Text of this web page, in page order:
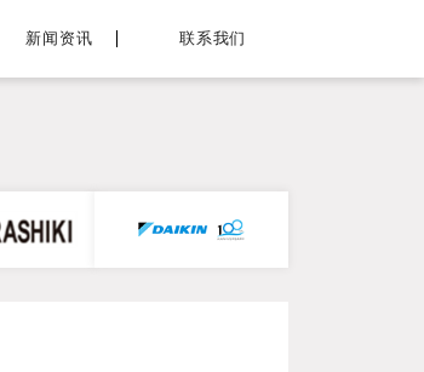
新闻资讯 联系我们